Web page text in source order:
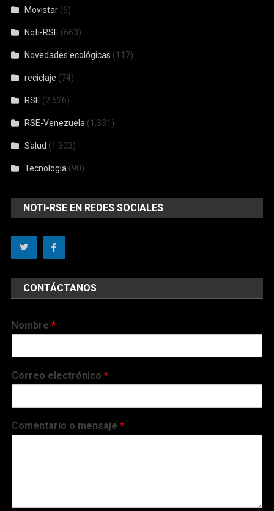
Movistar (6)
Noti-RSE (663)
Novedades ecológicas (117)
reciclaje (74)
RSE (2.626)
RSE-Venezuela (1.331)
Salud (1.303)
Tecnología (90)
NOTI-RSE EN REDES SOCIALES
CONTÁCTANOS
Nombre*
Correo electrónico*
Comentario o mensaje*